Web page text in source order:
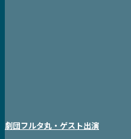
劇団フルタ丸・ゲスト出演